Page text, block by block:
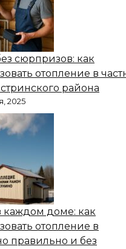
сюрпризов: как
отопление в
района
2025
каждом доме: как
отопление в
правильно и без